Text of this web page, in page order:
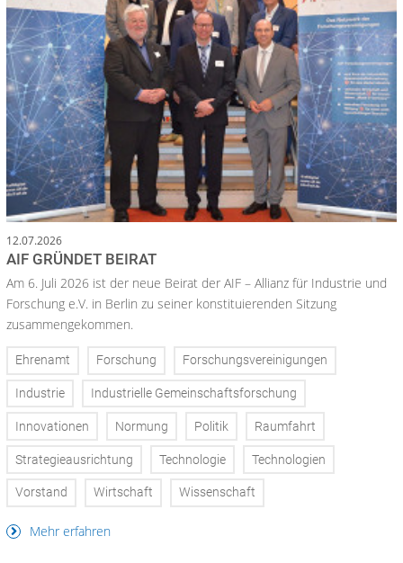
12.07.2026
AIF GRÜNDET BEIRAT
Am 6. Juli 2026 ist der neue Beirat der AIF – Allianz für Industrie und
Forschung e.V. in Berlin zu seiner konstituierenden Sitzung
zusammengekommen.
Ehrenamt Forschung Forschungsvereinigungen
Industrie Industrielle Gemeinschaftsforschung
Innovationen Normung Politik Raumfahrt
Strategieausrichtung Technologie Technologien
Vorstand Wirtschaft Wissenschaft
Mehr erfahren